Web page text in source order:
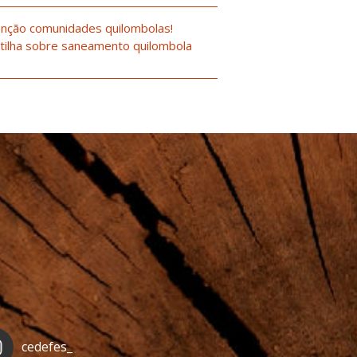
comunidades quilombolas!
sobre saneamento quilombola
cedefes_